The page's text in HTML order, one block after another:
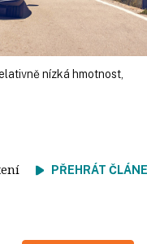
nízká hmotnost,
PŘEHRÁT